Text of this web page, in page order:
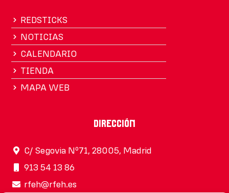
REDSTICKS
NOTICIAS
CALENDARIO
TIENDA
MAPA WEB
Dirección
C/ Segovia Nº71, 28005, Madrid
913 54 13 86
rfeh@rfeh.es